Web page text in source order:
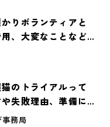
かりボランティアと
、大変なことなど紹
のトライアルって
失敗理由、準備に必
介務局